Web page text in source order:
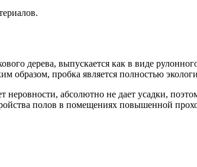
дерева, выпускается как в виде
образом, пробка является полностью
неровности, абсолютно не дает усадки,
полов в помещениях повышенной